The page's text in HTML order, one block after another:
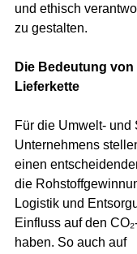
und ethisch
zu gestalten.
Die Bedeutung von
Lieferkette
Für die Umwelt-
Unternehmens
einen
die
Logistik und
Einfluss auf den
haben. So auch auf